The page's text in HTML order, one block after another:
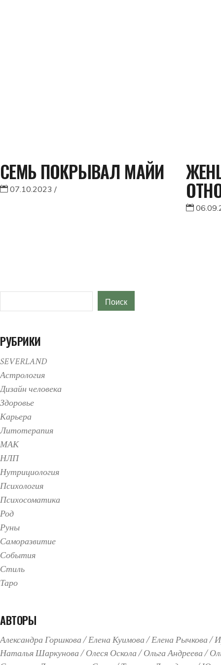
СЕМЬ ПОКРЫВАЛ МАЙИ
07.10.2023
Поиск
РУБРИКИ
SEVERLAND
Астрология
Дизайн человека
Здоровье
Карьера
Литотерапия
МАК
НЛП
Нутрициология
Психология
Психосоматика
Род
Руны
Саморазвитие
События
Стиль
Таро
АВТОРЫ
Александра Горшкова Елена Куимова Елена Рычкова
Наталья Шаркунова
Олеся Оскола Ольга Андреева